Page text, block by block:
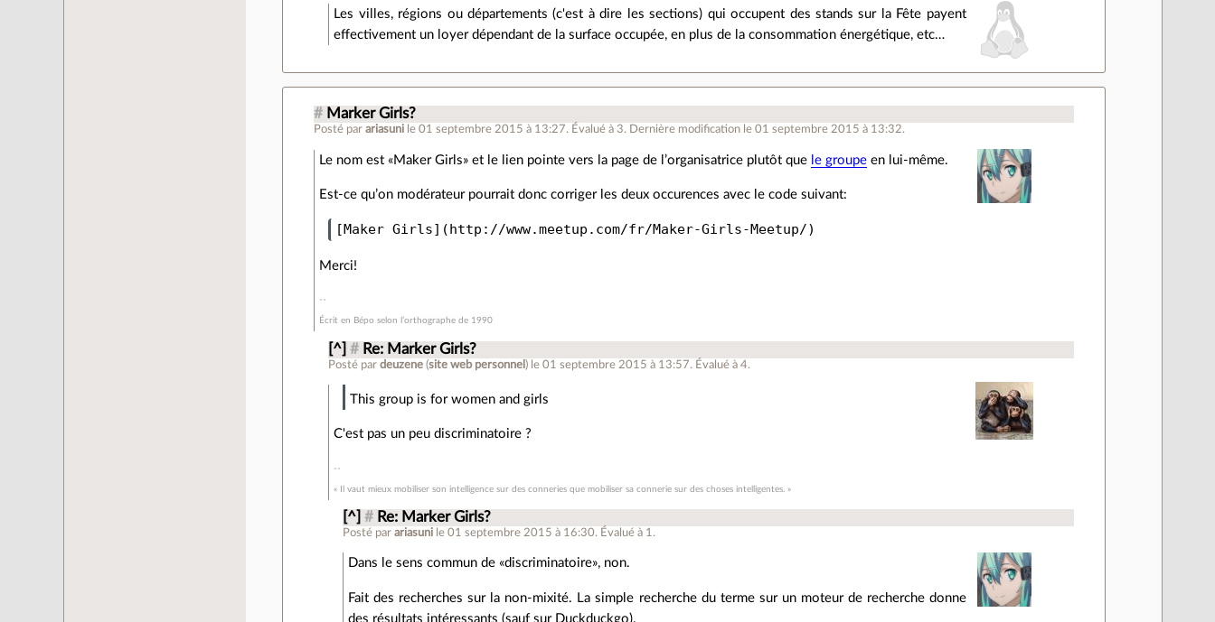
Les villes, régions ou départements (c'est à dire les sections) qui occupent des stands sur la Fête payent
effectivement un loyer dépendant de la surface occupée, en plus de la consommation énergétique, etc…
# Marker Girls?
Posté parariasuni le 01 septembre 2015 à 13:27. Évalué à 3. Dernière modification le 01 septembre 2015 à 13:32.
Le nom est «Maker Girls» et le lien pointe vers la page de l’organisatrice plutôt que le groupe en lui-même.
Est-ce qu’on modérateur pourrait donc corriger les deux occurences avec le code suivant:
Merci!
Écrit en Bépo selon l’orthographe de 1990
[^] # Re: Marker Girls?
Posté pardeuzene (site web personnel ) le 01 septembre 2015 à 13:57. Évalué à4.
This group is for women and girls
C'est pas un peu discriminatoire ?
« Il vaut mieux mobiliser son intelligence sur des conneries que mobiliser sa connerie sur des choses intelligentes. »
[^] # Re: Marker Girls?
Posté parariasuni le 01 septembre 2015 à 16:30. Évalué à 1 .
Dans le sens commun de «discriminatoire», non.
Fait des recherches sur la non-mixité. La simple recherche du terme sur un moteur de recherche donne
des résultats intéressants (sauf sur Duckduckgo).